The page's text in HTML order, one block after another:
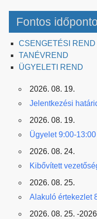
Fontos
CSENGETÉSI REND
TANÉVREND
ÜGYELETI REND
2026. 08. 19.
Jelentkezési
2026. 08. 19.
Ügyelet 9:00-13:00
2026. 08. 24.
Kibővített
2026. 08. 25.
Alakuló értekezlet
2026. 08. 25. -